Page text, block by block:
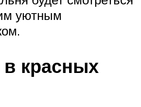
уютным
в красных